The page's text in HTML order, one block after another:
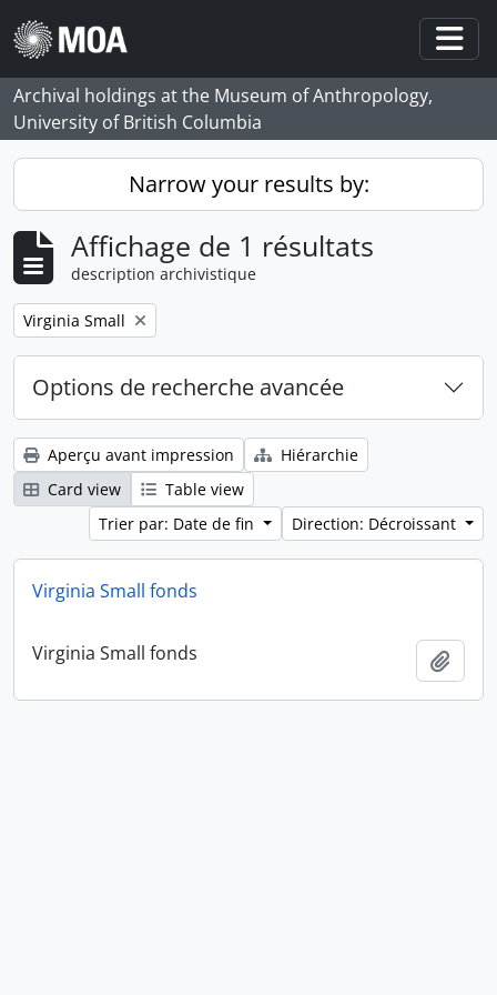
Skip to main content
Archival holdings at the Museum of Anthropology,
University of British Columbia
Narrow your results by:
Affichage de 1 résultats
description archivistique
Remove filter:
Virginia Small
Options de recherche avancée
Aperçu avant impression
Hiérarchie
Card view
Table view
Trier par: Date de fin
Direction: Décroissant
Virginia Small fonds
Virginia Small fonds